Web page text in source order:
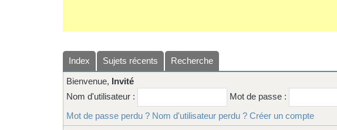
Index Sujets récents Recherche
Bienvenue, Invité
Nom d'utilisateur :
Mot de passe :
Mot de passe perdu ? Nom d'utilisateur perdu ? Créer un compte